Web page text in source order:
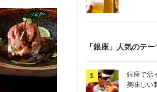
「銀座」人気のテ
銀座で活
美味しい